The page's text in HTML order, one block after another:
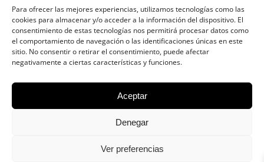
Para ofrecer las mejores experiencias, utilizamos tecnologías como las
cookies para almacenar y/o acceder a la información del dispositivo. El
consentimiento de estas tecnologías nos permitirá procesar datos como
el comportamiento de navegación o las identificaciones únicas en este
sitio. No consentir o retirar el consentimiento, puede afectar
negativamente a ciertas características y funciones.
Aceptar
Denegar
Ver preferencias
AVISO LEGAL
POLÍTICA DE PRIVACIDAD
POLÍTICA DE COOKIES
CONDICIONES GENERALES